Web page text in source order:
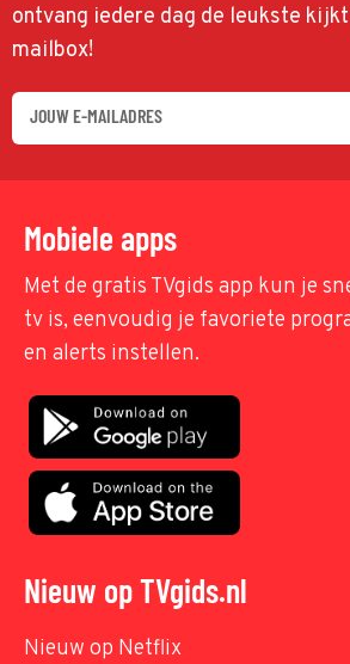
ontvang iedere dag de leukste
mailbox!
Mobiele apps
Met de gratis TVgids app kun je
tv is, eenvoudig je favoriete
en alerts instellen.
Nieuw op TVgids.nl
Nieuw op Netflix